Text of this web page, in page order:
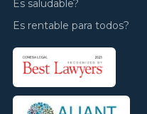
Es saludable?
Es rentable para todos?